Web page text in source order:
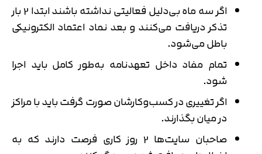
اگر سه‌ ماه بی‌دلیل فعالیتی نداشته‌ باشند ابتدا 2 بار
تذکر دریافت می‌کنند و بعد نماد اعتماد الکترونیکی
باطل می‌شود.
تمام مفاد داخل تعهدنامه به‌طور کامل باید اجرا
شود.
اگر تغییری در کسب‌وکارشان صورت گرفت باید با مراکز
در میان بگذارند.
صاحبان سایت‌ها 2 روز کاری فرصت دارند که به